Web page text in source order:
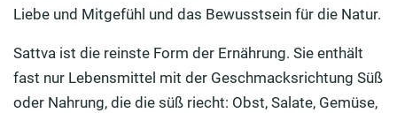
Liebe und Mitgefühl und das Bewusstsein für die Natur.
Sattva ist die reinste Form der Ernährung. Sie enthält
fast nur Lebensmittel mit der Geschmacksrichtung Süß
oder Nahrung, die die süß riecht: Obst, Salate, Gemüse,